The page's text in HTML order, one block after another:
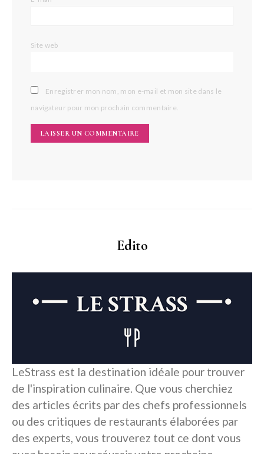
Site web
Enregistrer mon nom, mon e-mail et mon site dans le
navigateur pour mon prochain commentaire.
Edito
LeStrass est la destination idéale pour trouver
de l'inspiration culinaire. Que vous cherchiez
des articles écrits par des chefs professionnels
ou des critiques de restaurants élaborées par
des experts, vous trouverez tout ce dont vous